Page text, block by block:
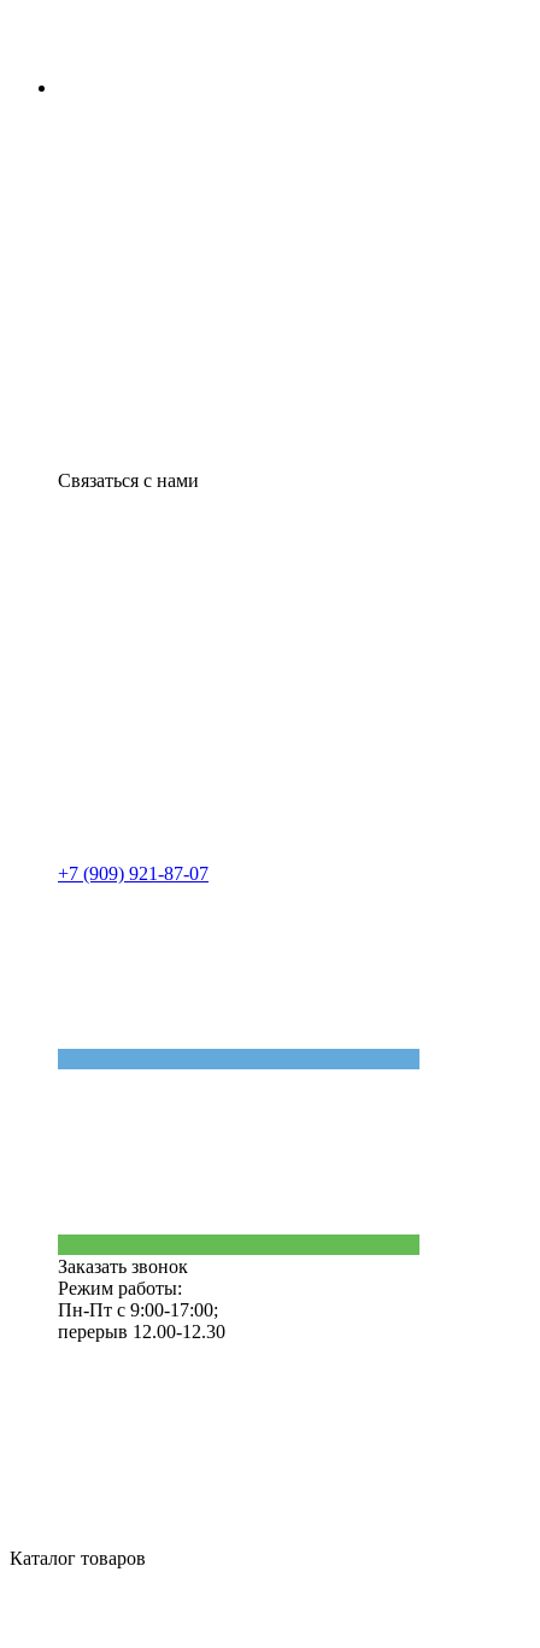
Связаться с нами
+7 (909) 921-87-07
Заказать звонок
Режим работы:
Пн-Пт с 9:00-17:00;
перерыв 12.00-12.30
Каталог товаров